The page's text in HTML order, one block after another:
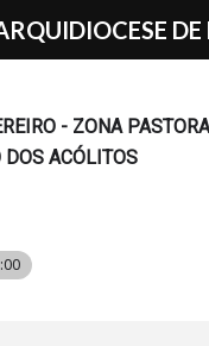
- ZONA
DOS ACÓLITOS